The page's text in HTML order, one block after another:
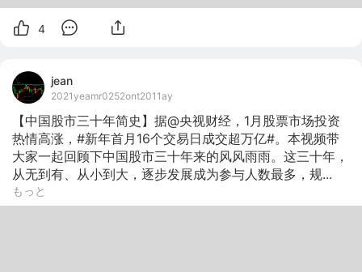
4
jean
2021yeamr0252ont2011ay
【中国股市三十年简史】据@央视财经，1月股票市场投资
热情高涨，#新年首月16个交易日成交超万亿#。本视频带
大家一起回顾下中国股市三十年来的风风雨雨。这三十年，
从无到有、从小到大，逐步发展成为参与人数最多，规...
もっと